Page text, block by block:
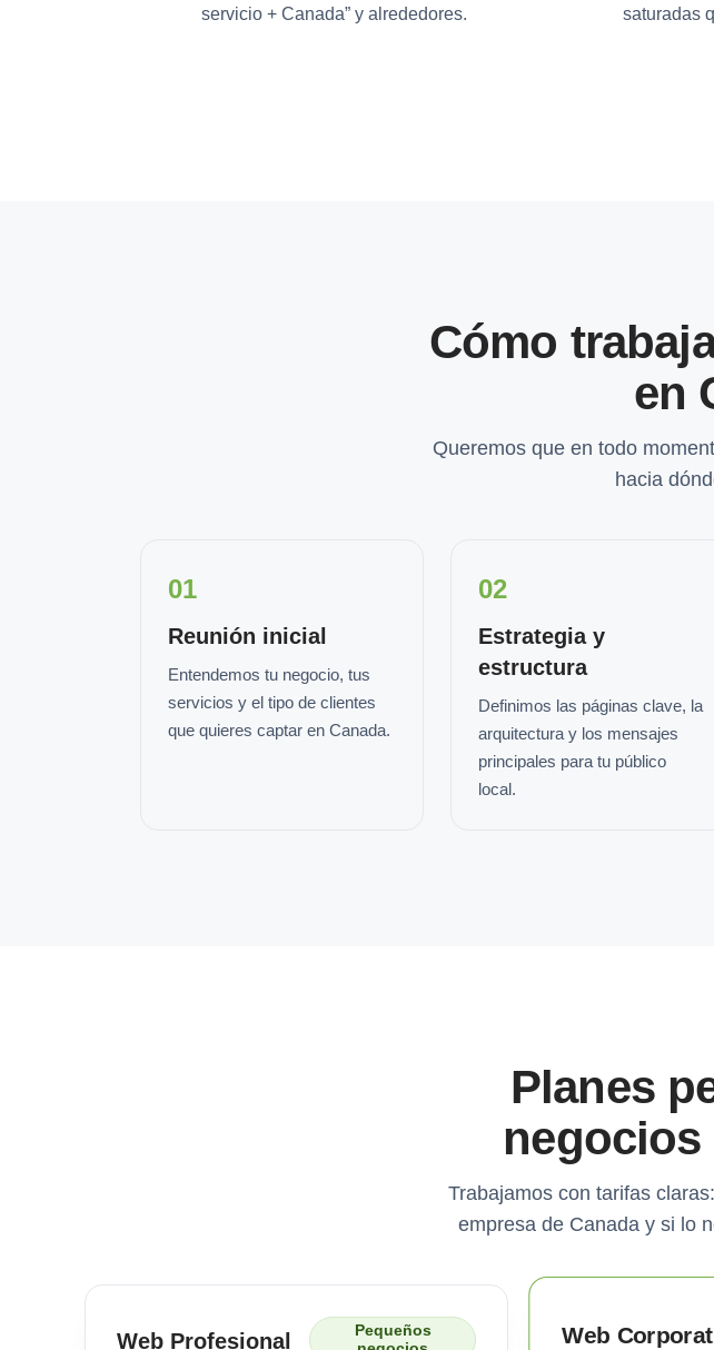
servicio + Canada” y alrededores.
saturadas
Cómo
en
Queremos que en todo
hacia
01
Reunión inicial
Entendemos tu negocio, tus
servicios y el tipo de clientes
que quieres captar en Canada.
02
Estrategia y
estructura
Definimos las páginas clave, la
arquitectura y los mensajes
principales para tu público
local.
Planes
Trabajamos con tarifas
empresa de Canada y si lo
Web Profesional
Pequeños
Web